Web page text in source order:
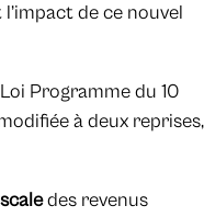
l’impact de ce nouvel
Programme du 10
à deux reprises,
des revenus